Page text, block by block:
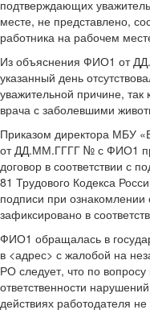
подтверждающих
месте, не представлено,
работника на рабочем
Из объяснения ФИО1 от
указанный день
уважительной причине,
врача с заболевшими
Приказом директора МБУ
от ДД.ММ.ГГГГ № с ФИО1
договор в соответствии с
81 Трудового Кодекса
подписи при ознакомлении
зафиксировано в
ФИО1 обращалась в
в <адрес> с жалобой на
РО следует, что по
ответственности
действиях работодателя